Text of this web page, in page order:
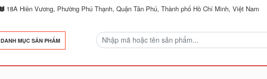
18A Hiền Vương, Phường Phú Thạnh, Quận Tân Phú, Thành phố Hồ Chí Minh, Việt Nam
DANH MỤC SẢN PHẨM